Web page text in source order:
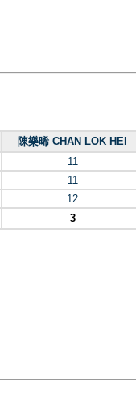
陳樂晞 CHAN LOK HEI
11
11
12
3